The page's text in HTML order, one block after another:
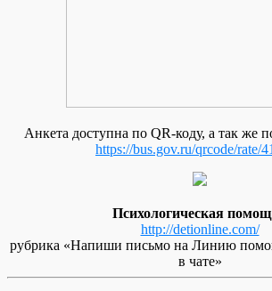
Анкета доступна по QR-коду, а так же
https://bus.gov.ru/qrcode/rate/
Психологическая
http://detionline.com/
рубрика «Напиши письмо на Линию
в чате»